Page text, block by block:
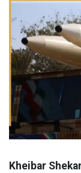
Kheibar